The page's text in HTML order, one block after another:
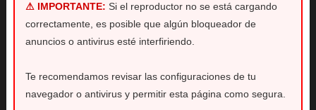
⚠ IMPORTANTE: Si el reproductor no se está cargando
correctamente, es posible que algún bloqueador de
anuncios o antivirus esté interfiriendo.
Te recomendamos revisar las configuraciones de tu
navegador o antivirus y permitir esta página como segura.